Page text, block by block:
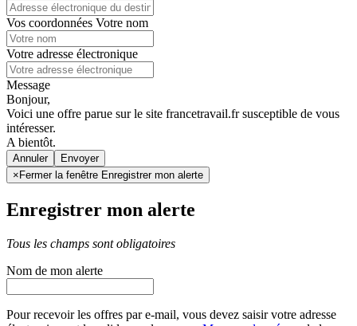
Vos coordonnées Votre nom
Votre adresse électronique
Message
Bonjour,
Voici une offre parue sur le site francetravail.fr susceptible de vous
intéresser.
A bientôt.
Annuler
× Fermer la fenêtre Enregistrer mon alerte
Enregistrer mon alerte
Tous les champs sont obligatoires
Nom de mon alerte
Pour recevoir les offres par e-mail, vous devez saisir votre adresse